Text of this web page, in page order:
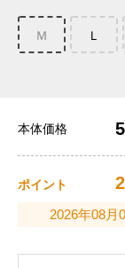
Ｍ Ｌ
本体価格
ポイント
2026年08月